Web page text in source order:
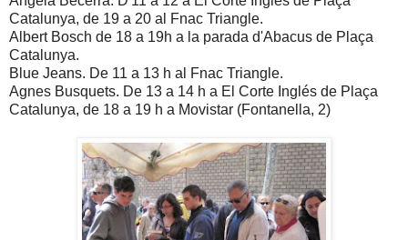
Catalunya, de 19 a 20 al Fnac Triangle.
Albert Bosch de 18 a 19h a la parada d'Abacus de Plaça
Catalunya.
Blue Jeans. De 11 a 13 h al Fnac Triangle.
Agnes Busquets. De 13 a 14 h a El Corte Inglés de Plaça
Catalunya, de 18 a 19 h a Movistar (Fontanella, 2)